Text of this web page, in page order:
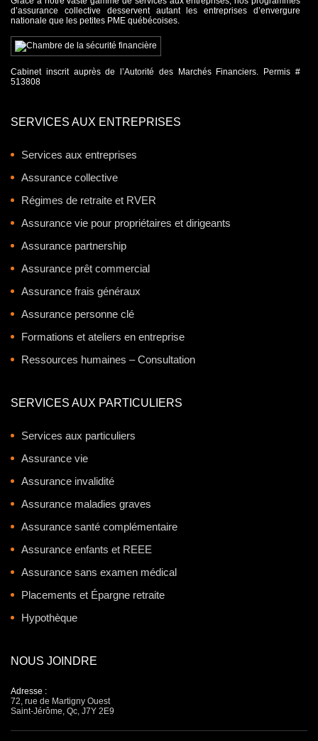
d’assurance collective desservent autant les entreprises d’envergure
nationale que les petites PME québécoises.
Cabinet inscrit auprès de l’Autorité des Marchés Financiers. Permis #
513808
SERVICES AUX ENTREPRISES
Services aux entreprises
Assurance collective
Régimes de retraite et RVER
Assurance vie pour propriétaires et dirigeants
Assurance partnership
Assurance prêt commercial
Assurance frais généraux
Assurance personne clé
Formations et ateliers en entreprise
Ressources humaines – Consultation
SERVICES AUX PARTICULIERS
Services aux particuliers
Assurance vie
Assurance invalidité
Assurance maladies graves
Assurance santé complémentaire
Assurance enfants et REEE
Assurance sans examen médical
Placements et Épargne retraite
Hypothèque
NOUS JOINDRE
Adresse :
72, rue de Martigny Ouest
Saint-Jérôme, Qc, J7Y 2E9